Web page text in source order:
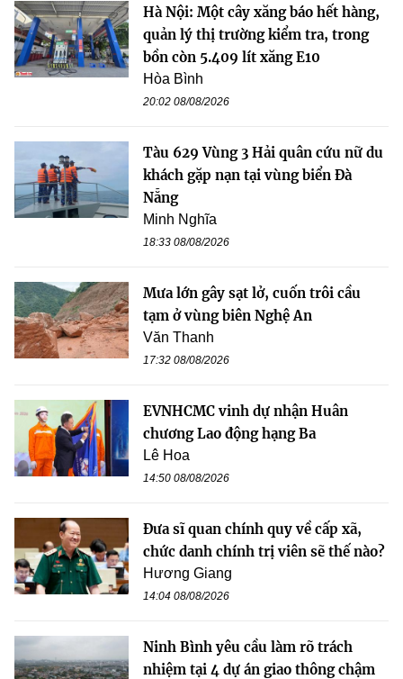
Hà Nội: Một cây xăng báo hết hàng,
quản lý thị trường kiểm tra, trong
bồn còn 5.409 lít xăng E10
Hòa Bình
20:02 08/08/2026
Tàu 629 Vùng 3 Hải quân cứu nữ du
khách gặp nạn tại vùng biển Đà
Nẵng
Minh Nghĩa
18:33 08/08/2026
Mưa lớn gây sạt lở, cuốn trôi cầu
tạm ở vùng biên Nghệ An
Văn Thanh
17:32 08/08/2026
EVNHCMC vinh dự nhận Huân
chương Lao động hạng Ba
Lê Hoa
14:50 08/08/2026
Đưa sĩ quan chính quy về cấp xã,
chức danh chính trị viên sẽ thế nào?
Hương Giang
14:04 08/08/2026
Ninh Bình yêu cầu làm rõ trách
nhiệm tại 4 dự án giao thông chậm